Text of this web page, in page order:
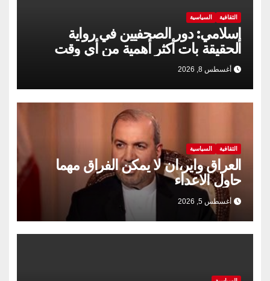
الثقافية السياسية
إسلامي: دور الصحفيين في رواية
الحقيقة بات أكثر أهمية من أي وقت
مضى
أغسطس 8, 2026
الثقافية السياسية
العراق واير،ان لا يمكن الفراق مهما
حاول الاعداء
أغسطس 5, 2026